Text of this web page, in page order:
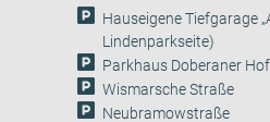
Hauseigene Tiefgarage
Lindenparkseite)
Parkhaus Doberaner Hof
Wismarsche Straße
Neubramowstraße